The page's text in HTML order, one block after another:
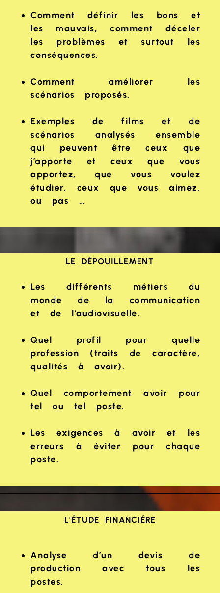
Comment définir les bons et
les mauvais, comment déceler
les problèmes et surtout les
conséquences.
Comment améliorer les
scénarios proposés.
Exemples de films et de
scénarios analysés ensemble
qui peuvent être ceux que
j’apporte et ceux que vous
apportez, que vous voulez
étudier, ceux que vous aimez,
ou pas …
LE DÉPOUILLEMENT
Les différents métiers du
monde de la communication
et de l’audiovisuelle.
Quel profil pour quelle
profession (traits de caractère,
qualités à avoir).
Quel comportement avoir pour
tel ou tel poste.
Les exigences à avoir et les
erreurs à éviter pour chaque
poste.
L'ÉTUDE FINANCIÉRE
Analyse d’un devis de
production avec tous les
postes.